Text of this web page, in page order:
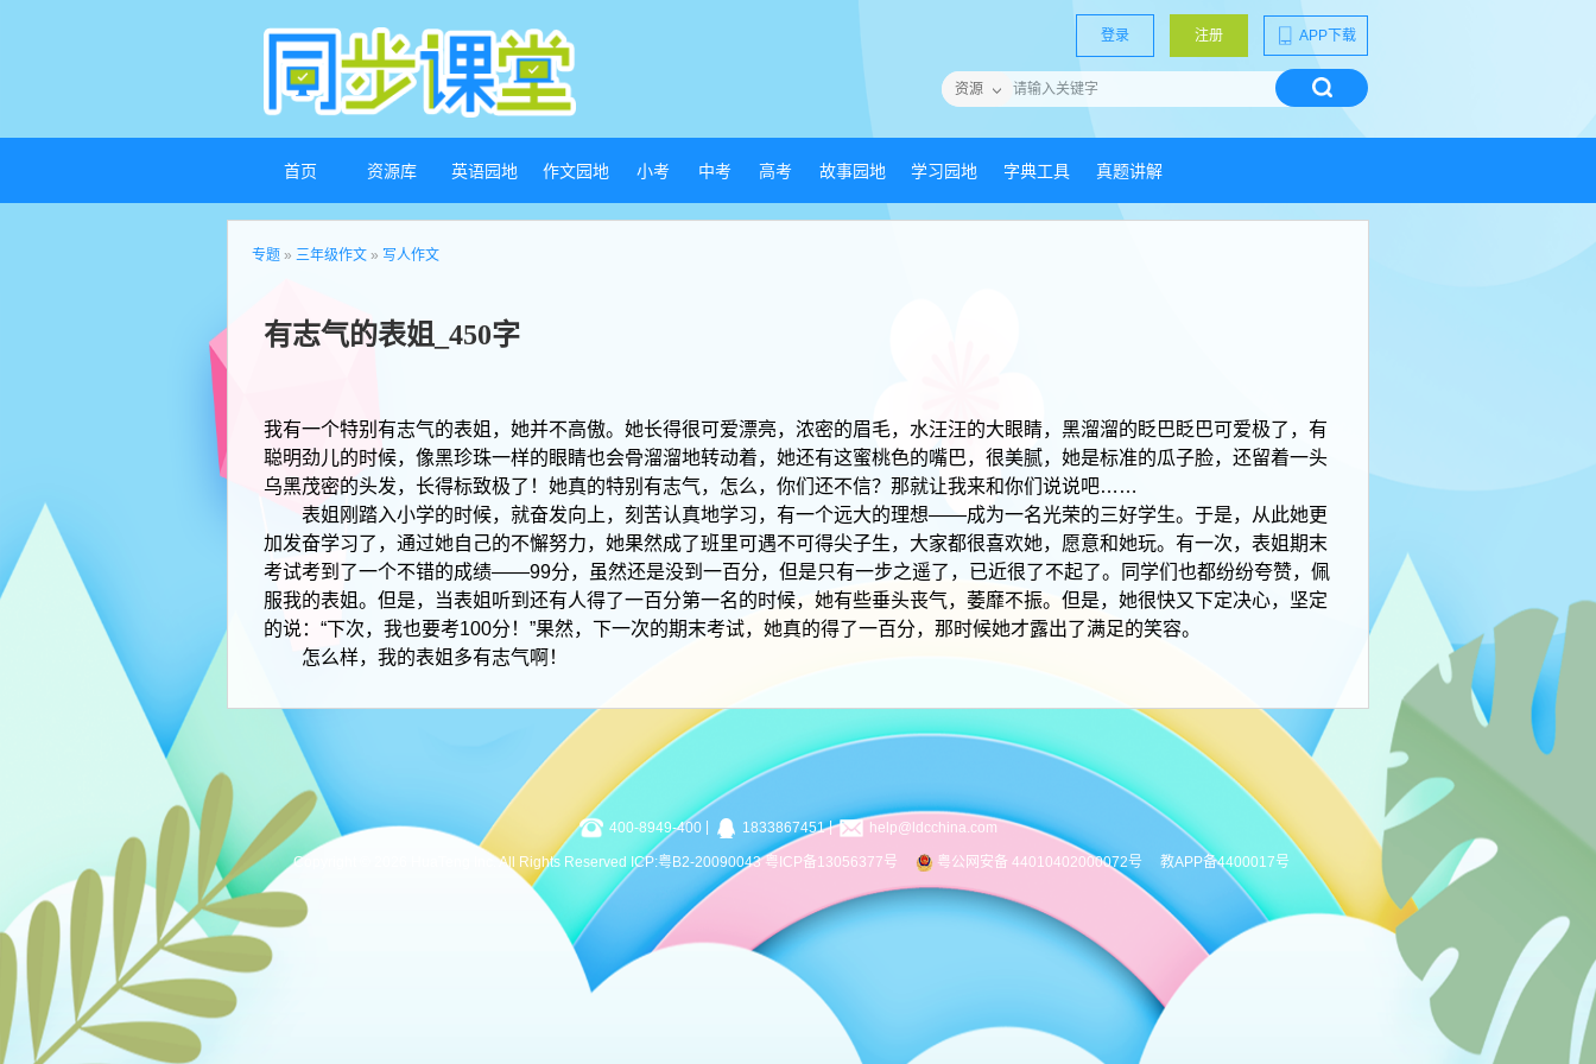
登录 注册 APP下载
资源
首页 资源库 英语园地 作文园地 小考 中考 高考 故事园地 学习园地 字典工具 真题讲解
专题 » 三年级作文 » 写人作文
有志气的表姐_450字
我有一个特别有志气的表姐，她并不高傲。她长得很可爱漂亮，浓密的眉毛，水汪汪的大眼睛，黑溜溜的眨巴眨巴可爱极了，有
聪明劲儿的时候，像黑珍珠一样的眼睛也会骨溜溜地转动着，她还有这蜜桃色的嘴巴，很美腻，她是标准的瓜子脸，还留着一头
乌黑茂密的头发，长得标致极了！她真的特别有志气，怎么，你们还不信？那就让我来和你们说说吧……
表姐刚踏入小学的时候，就奋发向上，刻苦认真地学习，有一个远大的理想――成为一名光荣的三好学生。于是，从此她更
加发奋学习了，通过她自己的不懈努力，她果然成了班里可遇不可得尖子生，大家都很喜欢她，愿意和她玩。有一次，表姐期末
考试考到了一个不错的成绩――99分，虽然还是没到一百分，但是只有一步之遥了，已近很了不起了。同学们也都纷纷夸赞，佩
服我的表姐。但是，当表姐听到还有人得了一百分第一名的时候，她有些垂头丧气，萎靡不振。但是，她很快又下定决心，坚定
的说：“下次，我也要考100分！”果然，下一次的期末考试，她真的得了一百分，那时候她才露出了满足的笑容。
怎么样，我的表姐多有志气啊！
400-8949-400 1833867451| help@ldcchina.com
Copyright © 2026 HuaTeng Inc. All Rights Reserved ICP:粤B2-20090043粤ICP备13056377号 粤公网安备 44010402000072号 教APP备4400017号